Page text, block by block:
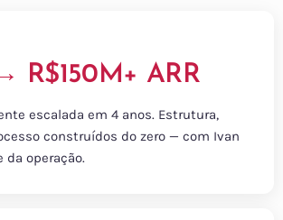
R$150M+ ARR
escalada em 4 anos. Estrutura,
construídos do zero — com Ivan
da operação.